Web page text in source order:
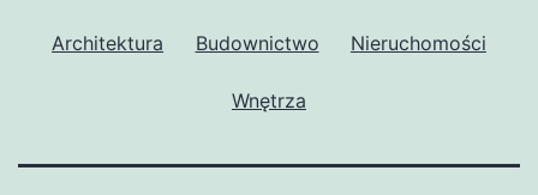
Architektura Budownictwo Nieruchomości
Wnętrza